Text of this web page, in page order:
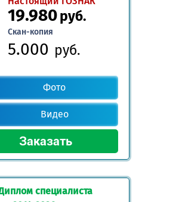
19.980руб.
Скан-копия
5.000 руб.
Фото
Видео
специалиста